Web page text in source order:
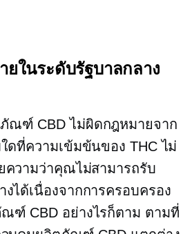
ในระดับรัฐบาลกลาง
ณฑ์ CBD ไม่ผิดกฎหมายจาก
ดที่ความเข้มข้นของ THC ไม่
ความว่าคุณไม่สามารถรับ
ได้เนื่องจากการครอบครอง
ฑ์ CBD อย่างไรก็ตาม ตามที่